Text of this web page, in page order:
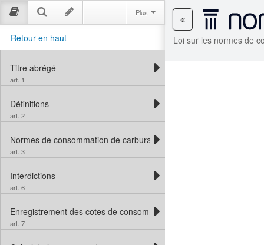
Loi sur les normes de
Plus
Retour en haut
Titre abrégé
art. 1
Définitions
art. 2
Normes de consommation de carburant
art. 3
Interdictions
art. 6
Enregistrement des cotes de consommation de carburant
art. 7